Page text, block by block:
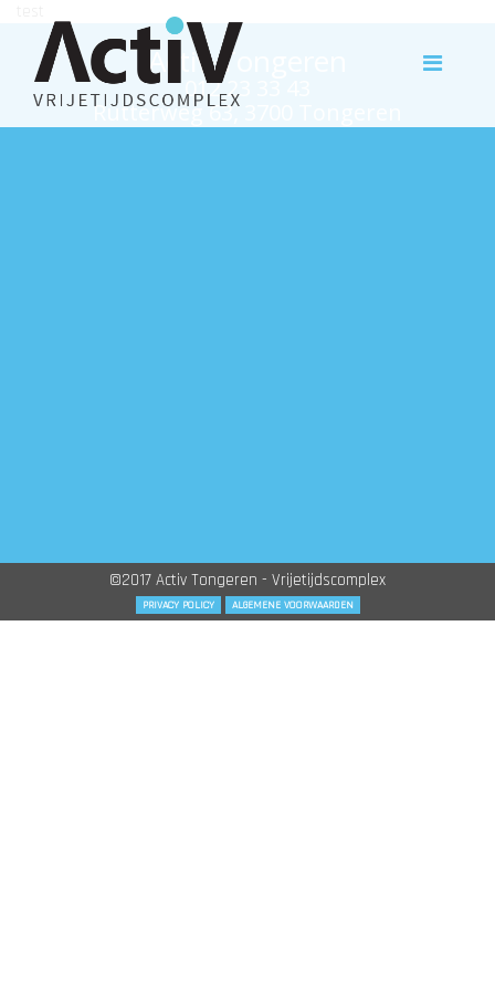
Activ Tongeren
012 23 33 43
Rutterweg 63, 3700 Tongeren
©2017 Activ Tongeren - Vrijetijdscomplex
PRIVACY POLICY ALGEMENE VOORWAARDEN